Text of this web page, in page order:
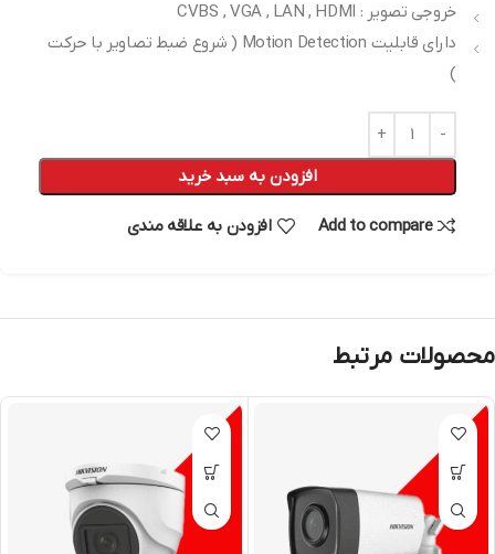
خروجی تصویر : CVBS , VGA , LAN , HDMI
دارای قابلیت Motion Detection ( شروع ضبط تصاویر با حرکت
)
افزودن به سبد خرید
Add to compare افزودن به علاقه مندی
محصولات مرتبط